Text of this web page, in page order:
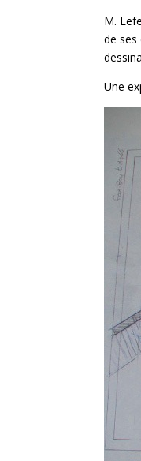
M.
de ses
Une